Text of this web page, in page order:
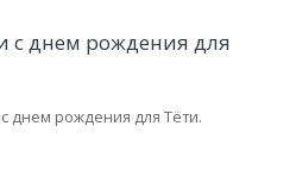
днем рождения для Тёти.